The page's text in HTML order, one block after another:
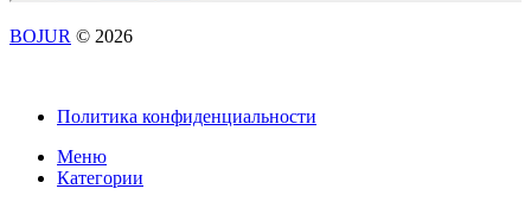
BOJUR © 2026
Политика конфиденциальности
Меню
Категории